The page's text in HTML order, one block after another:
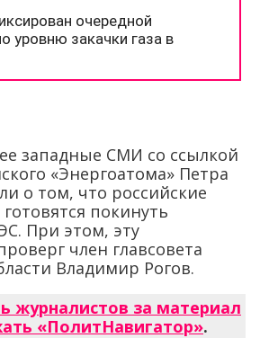
западные СМИ со ссылкой
«Энергоатома» Петра
о том, что российские
покинуть
При этом, эту
член главсовета
Владимир Рогов.
журналистов за материал
«ПолитНавигатор».